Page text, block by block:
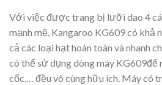
Với việc được trang bị lưỡi dao 4
mạnh mẽ, Kangaroo KG609 có khả
cả các loại hạt hoàn toàn và nhanh
có thể sử dụng dòng máy KG609để
cốc,… đều vô cùng hữu ích. Máy có